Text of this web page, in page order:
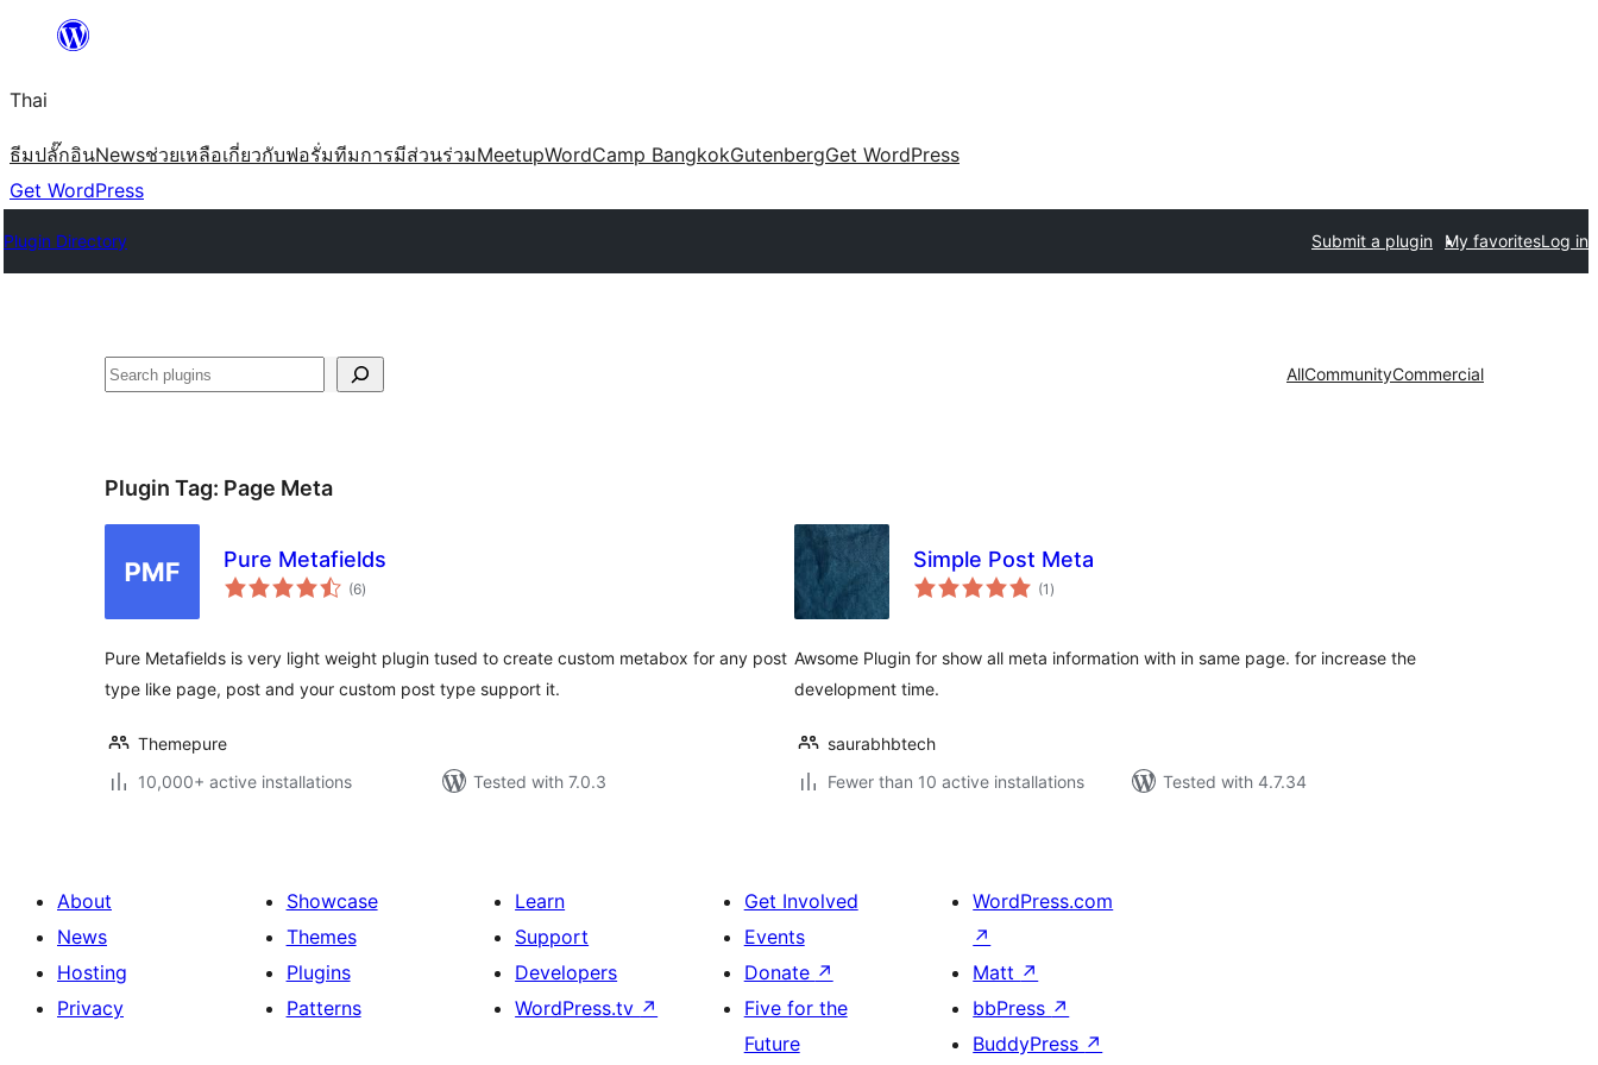
ยัง
เนื้อหา
Thai
ธีมปลั๊กอินNewsช่วยเหลือเกี่ยวกับฟอรั่มทีมการมีส่วนร่วมMeetupWordCamp BangkokGutenbergGet WordPress
Get WordPress
Plugin Directory Submit a plugin My favoritesLog in
ค้นหา AllCommunityCommercial
Plugin Tag: Page Meta
Pure Metafields
(6total
ratings
)
Pure Metafields is very light weight plugin tused to create custom metabox for any post
type like page, post and your custom post type support it.
Themepure
10,000+ active installations
Tested with 7.0.3
Simple Post Meta
(1 total
ratings
)
Awsome Plugin for show all meta information with in same page. for increase the
development time.
saurabhbtech
Fewer than 10 active installations
Tested with 4.7.34
About
News
Hosting
Privacy
Showcase
Themes
Plugins
Patterns
Learn
Support
Developers
WordPress.tv ↗
Get Involved
Events
Donate ↗
Five for the
Future
WordPress.com
↗
Matt ↗
bbPress ↗
BuddyPress ↗